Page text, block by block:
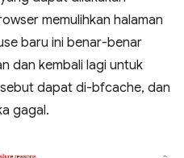
memulihkan halaman
baru ini benar-benar
dan kembali lagi untuk
dapat di-bfcache, dan
gagal.